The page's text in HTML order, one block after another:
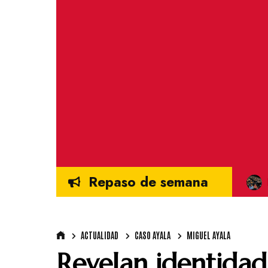
Repaso de semana
ACTUALIDAD CASO AYALA MIGUEL AYALA